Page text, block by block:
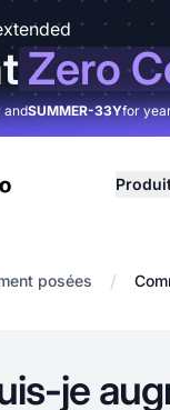
Zero
andSUMMER-33Yfor
posées /
je